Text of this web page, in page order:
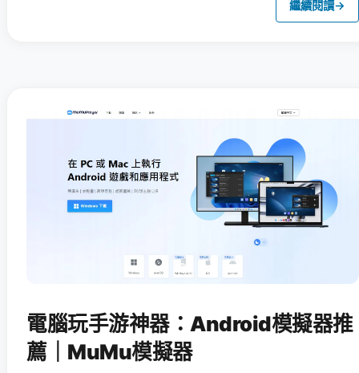
繼續閱讀→
電腦玩手游神器：Android模擬器推
薦｜MuMu模擬器